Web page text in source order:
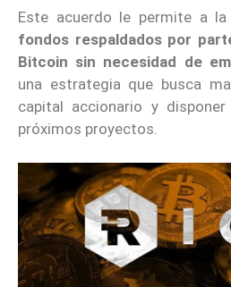
Este acuerdo le permite a la
fondos respaldados por
Bitcoin sin necesidad de
una estrategia que busca
capital accionario y
próximos proyectos.